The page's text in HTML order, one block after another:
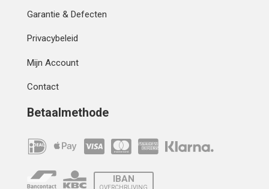
Garantie & Defecten
Privacybeleid
Mijn Account
Contact
Betaalmethode
IBAN
OVERCHRIJVING